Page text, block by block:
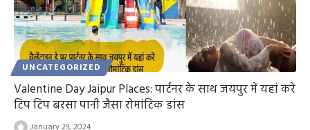
UNCATEGORIZED
Valentine Day Jaipur Places: पार्टनर के साथ जयपुर में यहां करे
टिप टिप बरसा पानी जैसा रोमांटिक डांस